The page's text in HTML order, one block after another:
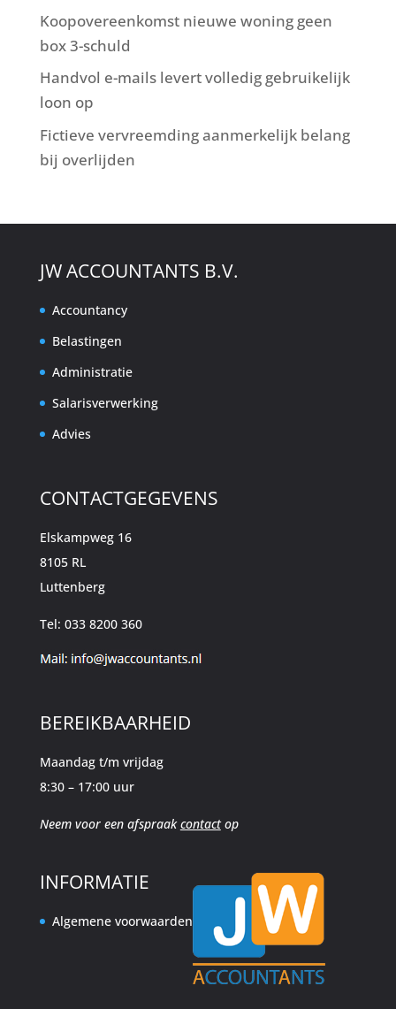
Koopovereenkomst nieuwe woning geen
box 3-schuld
Handvol e-mails levert volledig gebruikelijk
loon op
Fictieve vervreemding aanmerkelijk belang
bij overlijden
JW ACCOUNTANTS B.V.
Accountancy
Belastingen
Administratie
Salarisverwerking
Advies
CONTACTGEGEVENS
Elskampweg 16
8105 RL
Luttenberg
Tel: 033 8200 360
BEREIKBAARHEID
Maandag t/m vrijdag
8:30 – 17:00 uur
Neem voor een afspraakcontactop
INFORMATIE
Algemene voorwaarden